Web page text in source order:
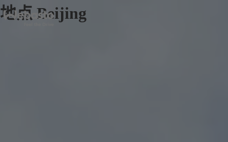
地点 Beijing